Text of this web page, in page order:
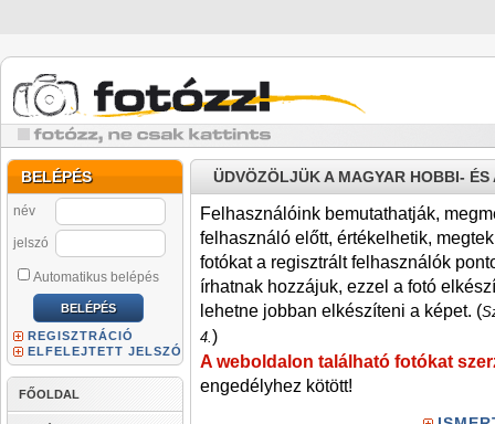
BELÉPÉS
név
jelszó
Automatikus belépés
REGISZTRÁCIÓ
ELFELEJTETT JELSZÓ
FŐOLDAL
ÜDVÖZÖLJÜK A MAGYAR HOBBI-
Felhasználóink bemutathatják,
felhasználó előtt, értékelhetik,
fotókat a regisztrált felhasználók
írhatnak hozzájuk, ezzel a fotó
lehetne jobban elkészíteni a képet. (
4.)
A weboldalon található fotókat
engedélyhez kötött!